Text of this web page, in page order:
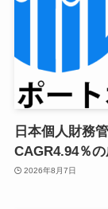
日本個人財務
CAGR4.94％
2026年8月7日